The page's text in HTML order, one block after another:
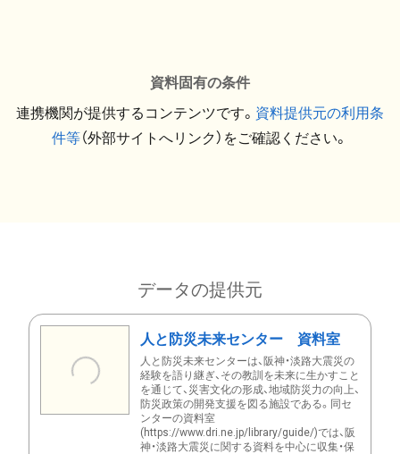
資料固有の条件
連携機関が提供するコンテンツです。 資料提供元の利用条
件等（外部サイトへリンク）をご確認ください。
データの提供元
人と防災未来センター 資料室
人と防災未来センターは、阪神・淡路大震災の
経験を語り継ぎ、その教訓を未来に生かすこと
を通じて、災害文化の形成、地域防災力の向上、
防災政策の開発支援を図る施設である。同セ
ンターの資料室
(https://www.dri.ne.jp/library/guide/)では、阪
神・淡路大震災に関する資料を中心に収集・保